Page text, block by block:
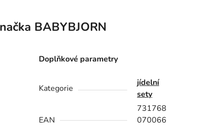
BABYBJORN
Doplňkové parametry
Kategorie
jídelní
sety
EAN
731768
070066